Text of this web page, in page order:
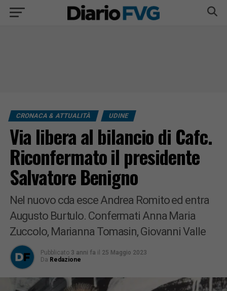
CRONACA & ATTUALITÀ UDINE
Via libera al bilancio di Cafc.
Riconfermato il presidente
Salvatore Benigno
Nel nuovo cda esce Andrea Romito ed entra
Augusto Burtulo. Confermati Anna Maria
Zuccolo, Marianna Tomasin, Giovanni Valle
Pubblicato 3 anni fa il 25 Maggio 2023
Da Redazione